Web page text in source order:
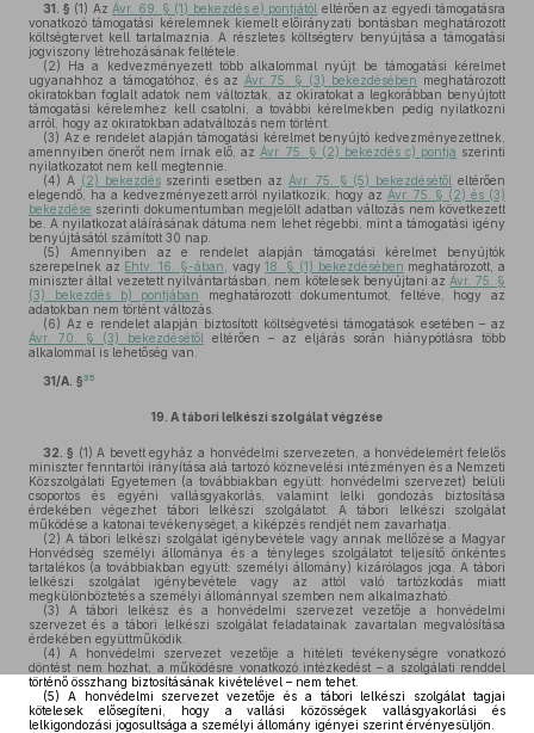
31. § (1) Az Ávr. 69. § (1) bekezdés e) pontjától eltérően az egyedi támogatásra
vonatkozó támogatási kérelemnek kiemelt előirányzati bontásban meghatározott
költségtervet kell tartalmaznia. A részletes költségterv benyújtása a támogatási
jogviszony létrehozásának feltétele.
(2) Ha a kedvezményezett több alkalommal nyújt be támogatási kérelmet
ugyanahhoz a támogatóhoz, és az Ávr. 75. § (3) bekezdésében meghatározott
okiratokban foglalt adatok nem változtak, az okiratokat a legkorábban benyújtott
támogatási kérelemhez kell csatolni, a további kérelmekben pedig nyilatkozni
arról, hogy az okiratokban adatváltozás nem történt.
(3) Az e rendelet alapján támogatási kérelmet benyújtó kedvezményezettnek,
amennyiben önerőt nem írnak elő, az Ávr. 75. § (2) bekezdés c) pontja szerinti
nyilatkozatot nem kell megtennie.
(4) A (2) bekezdésszerinti esetben az Ávr. 75. § (5) bekezdésétől eltérően
elegendő, ha a kedvezményezett arról nyilatkozik, hogy az Ávr. 75. § (2) és (3)
bekezdése szerinti dokumentumban megjelölt adatban változás nem következett
be. A nyilatkozat aláírásának dátuma nem lehet régebbi, mint a támogatási igény
benyújtásától számított 30 nap.
(5) Amennyiben az e rendelet alapján támogatási kérelmet benyújtók
szerepelnek az Ehtv. 16. §-ában , vagy18. § (1) bekezdésében meghatározott, a
miniszter által vezetett nyilvántartásban, nem kötelesek benyújtani az Ávr. 75. §
(3) bekezdés b) pontjában
meghatározott dokumentumot, feltéve, hogy az
adatokban nem történt változás.
(6) Az e rendelet alapján biztosított költségvetési támogatások esetében – az
Ávr. 70. § (3) bekezdésétől eltérően – az eljárás során hiánypótlásra több
alkalommal is lehetőség van.
31/A. §35
19. A tábori lelkészi szolgálat végzése
32. § (1) A bevett egyház a honvédelmi szervezeten, a honvédelemért felelős
miniszter fenntartói irányítása alá tartozó köznevelési intézményen és a Nemzeti
Közszolgálati Egyetemen (a továbbiakban együtt: honvédelmi szervezet) belüli
csoportos és egyéni vallásgyakorlás, valamint lelki gondozás biztosítása
érdekében végezhet tábori lelkészi szolgálatot. A tábori lelkészi szolgálat
működése a katonai tevékenységet, a kiképzés rendjét nem zavarhatja.
(2) A tábori lelkészi szolgálat igénybevétele vagy annak mellőzése a Magyar
Honvédség személyi állománya és a tényleges szolgálatot teljesítő önkéntes
tartalékos (a továbbiakban együtt: személyi állomány) kizárólagos joga. A tábori
lelkészi szolgálat igénybevétele vagy az attól való tartózkodás miatt
megkülönböztetés a személyi állománnyal szemben nem alkalmazható.
(3) A tábori lelkész és a honvédelmi szervezet vezetője a honvédelmi
szervezet és a tábori lelkészi szolgálat feladatainak zavartalan megvalósítása
érdekében együttműködik.
(4) A honvédelmi szervezet vezetője a hitéleti tevékenységre vonatkozó
döntést nem hozhat, a működésre vonatkozó intézkedést – a szolgálati renddel
történő összhang biztosításának kivételével – nem tehet.
(5) A honvédelmi szervezet vezetője és a tábori lelkészi szolgálat tagjai
kötelesek elősegíteni, hogy a vallási közösségek vallásgyakorlási és
lelkigondozási jogosultsága a személyi állomány igényei szerint érvényesüljön.